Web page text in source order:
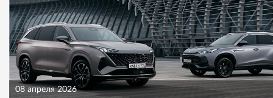
08 апреля 2026